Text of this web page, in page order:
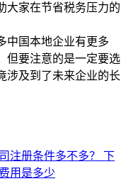
大家在节省税务压力的
中国本地企业有更多
但要注意的是一定要选
涉及到了未来企业的长
注册条件多不多？
下
用是多少